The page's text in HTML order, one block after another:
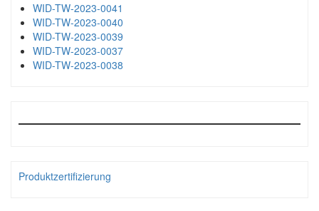
WID-TW-2023-0041
WID-TW-2023-0040
WID-TW-2023-0039
WID-TW-2023-0037
WID-TW-2023-0038
Produktzertifizierung